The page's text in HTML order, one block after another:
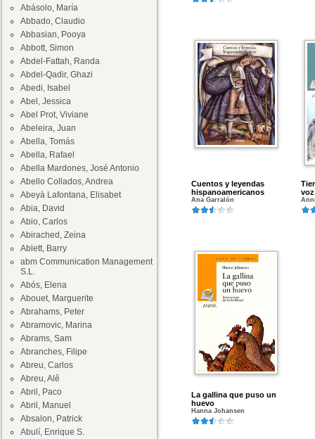
Abásolo, María
Abbado, Claudio
Abbasian, Pooya
Abbott, Simon
Abdel-Fattah, Randa
Abdel-Qadir, Ghazi
Abedi, Isabel
Abel, Jessica
Abel Prot, Viviane
Abeleira, Juan
Abella, Tomás
Abella, Rafael
Abella Mardones, José Antonio
Abello Collados, Andrea
Abeyà Lafontana, Elisabet
Abia, David
Abio, Carlos
Abirached, Zeina
Ablett, Barry
abm Communication Management
S.L.
Abós, Elena
Abouet, Marguerite
Abrahams, Peter
Abramovic, Marina
Abrams, Sam
Abranches, Filipe
Abreu, Carlos
Abreu, Alê
Abril, Paco
Abril, Manuel
Absalon, Patrick
Abulí, Enrique S.
Cuentos y leyendas
hispanoamericanos
Ana Garralón
La gallina que puso un
huevo
Hanna Johansen